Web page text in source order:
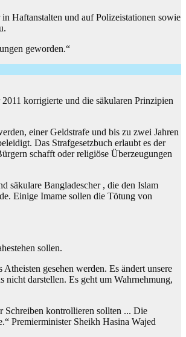
Haftanstalten und auf Polizeistationen sowie
geworden.“
korrigierte und die säkularen Prinzipien
einer Geldstrafe und bis zu zwei Jahren
Das Strafgesetzbuch erlaubt es der
schafft oder religiöse Überzeugungen
säkulare Bangladescher , die den Islam
Einige Imame sollen die Tötung von
sollen.
gesehen werden. Es ändert unsere
darstellen. Es geht um Wahrnehmung,
Schreiben kontrollieren sollten ... Die
Premierminister Sheikh Hasina Wajed